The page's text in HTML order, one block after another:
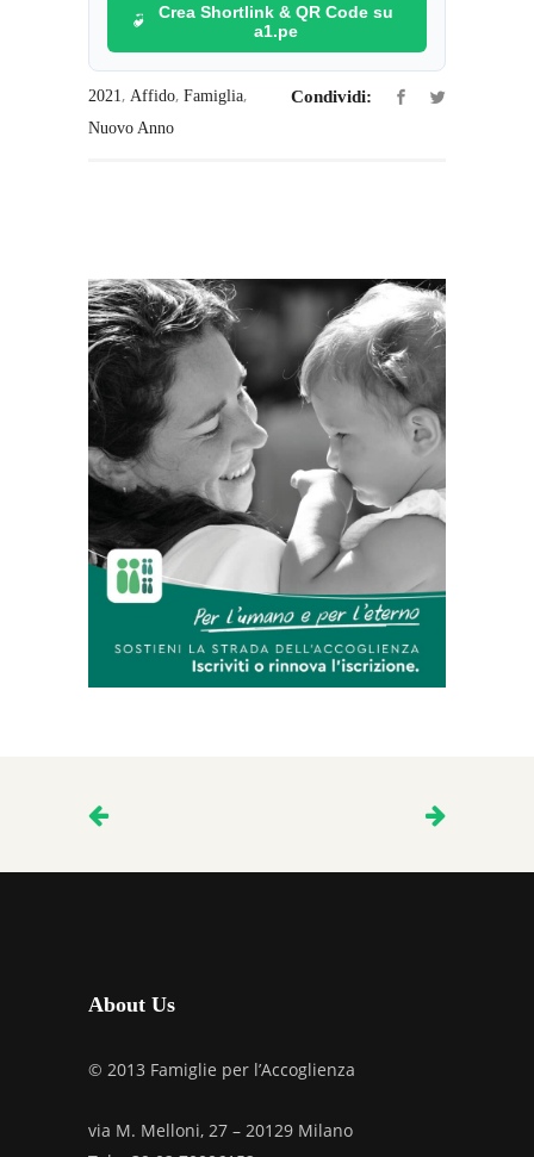
Crea Shortlink & QR Code su
a1.pe
2021 , Affido, Famiglia,
Nuovo Anno
Condividi:
About Us
© 2013 Famiglie per l’Accoglienza
via M. Melloni, 27 – 20129 Milano